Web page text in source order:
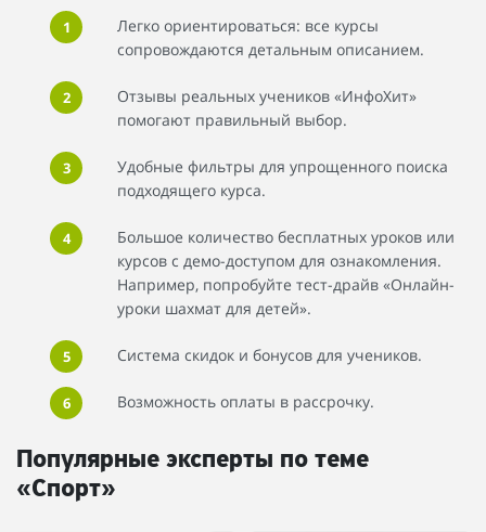
Легко ориентироваться: все курсы
сопровождаются детальным описанием.
Отзывы реальных учеников «ИнфоХит»
помогают правильный выбор.
Удобные фильтры для упрощенного поиска
подходящего курса.
Большое количество бесплатных уроков или
курсов с демо-доступом для ознакомления.
Например, попробуйте тест-драйв «Онлайн-
уроки шахмат для детей».
Система скидок и бонусов для учеников.
Возможность оплаты в рассрочку.
Популярные эксперты по теме
«Спорт»